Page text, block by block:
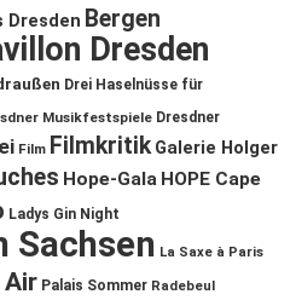
Dresden Bergen
Dresden
Drei Haselnüsse für
Musikfestspiele Dresdner
Film Filmkritik Galerie Holger
Hope-Gala HOPE Cape
Ladys Gin Night
Sachsen La Saxe à Paris
Air Palais Sommer Radebeul